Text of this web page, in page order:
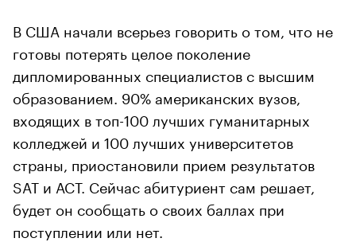
В США начали всерьез говорить о том, что не
готовы потерять целое поколение
дипломированных специалистов с высшим
образованием. 90% американских вузов,
входящих в топ-100 лучших гуманитарных
колледжей и 100 лучших университетов
страны, приостановили прием результатов
SAT и ACT. Сейчас абитуриент сам решает,
будет он сообщать о своих баллах при
поступлении или нет.